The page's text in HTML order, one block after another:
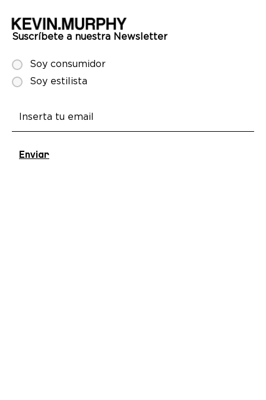
Suscríbete a nuestra Newsletter
Soy consumidor
Soy estilista